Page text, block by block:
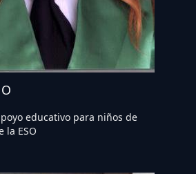
educativo para niños de
la ESO